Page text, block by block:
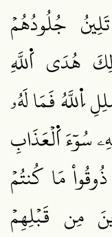
جُلُودُهُمۡ
هُدَى اَ۬للَّهِ
فَمَا لَهُۥ
سُوٓءَ اَ۬لۡعَذَابِ
مَا كُنتُمۡ
مِن قَبۡلِهِمۡ